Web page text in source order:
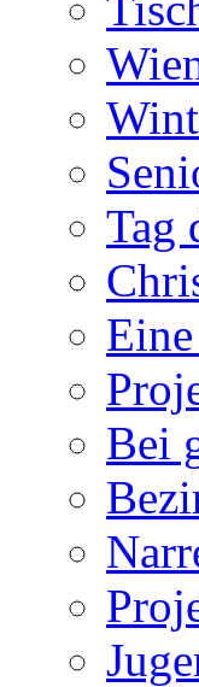
Tag
Bei